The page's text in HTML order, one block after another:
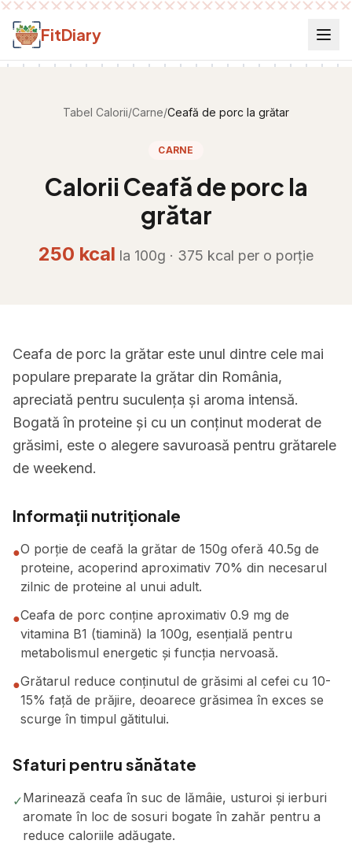
Salt la conținut
FitDiary
Tabel Calorii/Carne/Ceafă de porc la grătar
CARNE
Calorii Ceafă de porc la
grătar
250 kcal la 100g · 375 kcal per o porție
Ceafa de porc la grătar este unul dintre cele mai
populare preparate la grătar din România,
apreciată pentru suculența și aroma intensă.
Bogată în proteine și cu un conținut moderat de
grăsimi, este o alegere savuroasă pentru grătarele
de weekend.
Informații nutriționale
●O porție de ceafă la grătar de 150g oferă 40.5g de
proteine, acoperind aproximativ 70% din necesarul
zilnic de proteine al unui adult.
●Ceafa de porc conține aproximativ 0.9 mg de
vitamina B1 (tiamină) la 100g, esențială pentru
metabolismul energetic și funcția nervoasă.
●Grătarul reduce conținutul de grăsimi al cefei cu 10-
15% față de prăjire, deoarece grăsimea în exces se
scurge în timpul gătitului.
Sfaturi pentru sănătate
✓Marinează ceafa în suc de lămâie, usturoi și ierburi
aromate în loc de sosuri bogate în zahăr pentru a
reduce caloriile adăugate.